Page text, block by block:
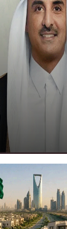
جماعت اسلامی کا ملک گیر احتجاج